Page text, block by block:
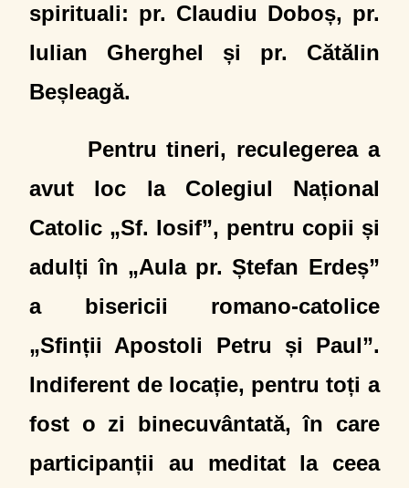
spirituali: pr. Claudiu Doboș, pr.
Iulian Gherghel și pr. Cătălin
Beșleagă.
Pentru tineri, reculegerea a
avut loc la Colegiul Național
Catolic „Sf. Iosif”, pentru copii și
adulți în „Aula pr. Ștefan Erdeș”
a bisericii romano-catolice
„Sfinții Apostoli Petru și Paul”.
Indiferent de locație, pentru toți a
fost o zi binecuvântată, în care
participanții au meditat la ceea